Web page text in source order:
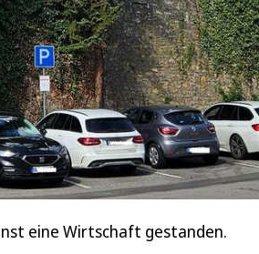
eine Wirtschaft gestanden.